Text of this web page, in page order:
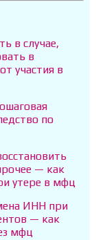
в случае,
в
участия в
по
— как
утере в мфц
ИНН при
— как
мфц